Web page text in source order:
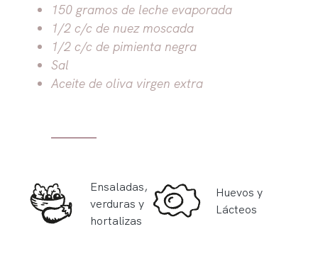
150 gramos de leche evaporada
1/2 c/c de nuez moscada
1/2 c/c de pimienta negra
Sal
Aceite de oliva virgen extra
Ensaladas,
verduras y
hortalizas
Huevos y
Lácteos